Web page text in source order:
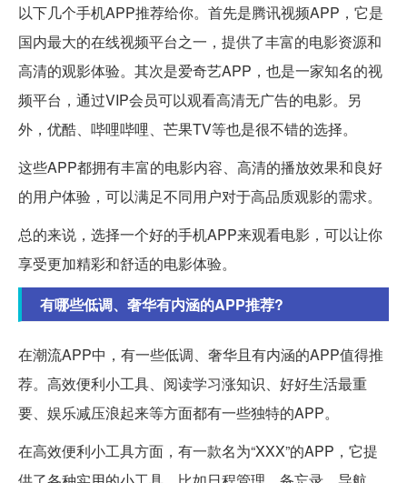
以下几个手机APP推荐给你。首先是腾讯视频APP，它是
国内最大的在线视频平台之一，提供了丰富的电影资源和
高清的观影体验。其次是爱奇艺APP，也是一家知名的视
频平台，通过VIP会员可以观看高清无广告的电影。另
外，优酷、哔哩哔哩、芒果TV等也是很不错的选择。
这些APP都拥有丰富的电影内容、高清的播放效果和良好
的用户体验，可以满足不同用户对于高品质观影的需求。
总的来说，选择一个好的手机APP来观看电影，可以让你
享受更加精彩和舒适的电影体验。
有哪些低调、奢华有内涵的APP推荐?
在潮流APP中，有一些低调、奢华且有内涵的APP值得推
荐。高效便利小工具、阅读学习涨知识、好好生活最重
要、娱乐减压浪起来等方面都有一些独特的APP。
在高效便利小工具方面，有一款名为“XXX”的APP，它提